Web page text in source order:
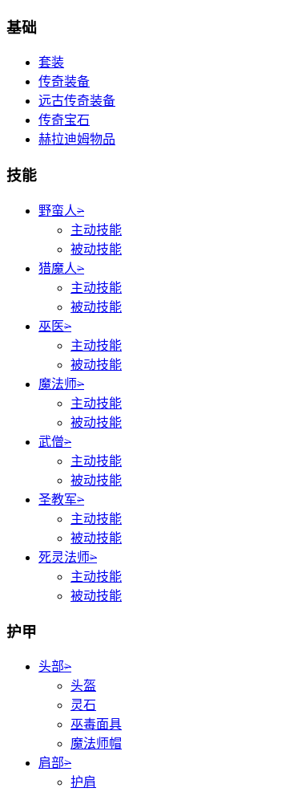
基础
套装
传奇装备
远古传奇装备
传奇宝石
赫拉迪姆物品
技能
野蛮人>
主动技能
被动技能
猎魔人>
主动技能
被动技能
巫医>
主动技能
被动技能
魔法师>
主动技能
被动技能
武僧>
主动技能
被动技能
圣教军>
主动技能
被动技能
死灵法师>
主动技能
被动技能
护甲
头部>
头盔
灵石
巫毒面具
魔法师帽
肩部>
护肩